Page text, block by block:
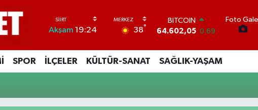
Akşam 19:24 38°
BITCOIN
64.602,05 0.69
47,5986 0.06
EURO
55,0700 0.1
GRAM ALTIN
Foto
SPOR İLÇELER KÜLTÜR-SANAT SAĞLIK-YAŞAM